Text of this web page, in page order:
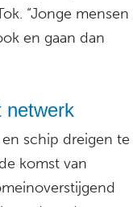
“Jonge mensen
en gaan dan
netwerk
schip dreigen te
komst van